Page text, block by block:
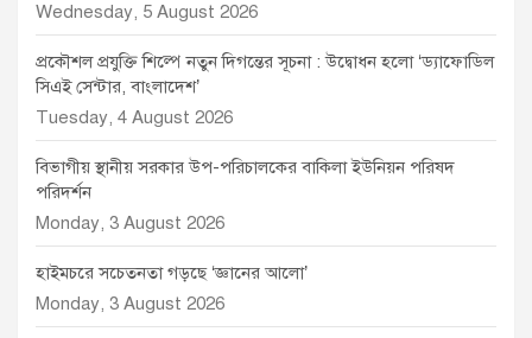
Wednesday, 5 August 2026
প্রকৌশল প্রযুক্তি শিল্পে নতুন দিগন্তের সূচনা : উদ্বোধন হলো ‘ড্যাফোডিল
সিএই সেন্টার, বাংলাদেশ’
Tuesday, 4 August 2026
বিভাগীয় স্থানীয় সরকার উপ-পরিচালকের বাকিলা ইউনিয়ন পরিষদ
পরিদর্শন
Monday, 3 August 2026
হাইমচরে সচেতনতা গড়ছে ‘জ্ঞানের আলো’
Monday, 3 August 2026